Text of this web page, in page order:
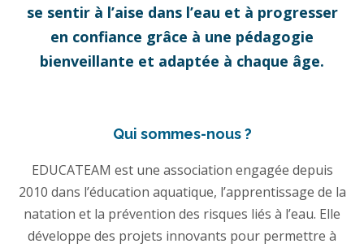
se sentir à l’aise dans l’eau et à progresser
en confiance grâce à une pédagogie
bienveillante et adaptée à chaque âge.
Qui sommes-nous ?
EDUCATEAM est une association engagée depuis
2010 dans l’éducation aquatique, l’apprentissage de la
natation et la prévention des risques liés à l’eau. Elle
développe des projets innovants pour permettre à